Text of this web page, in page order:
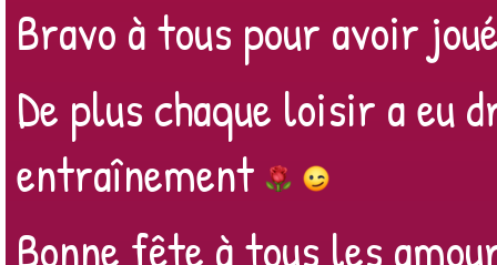
Bravo à tous pour avoir
De plus chaque loisir a eu
entraînement
Bonne fête à tous les